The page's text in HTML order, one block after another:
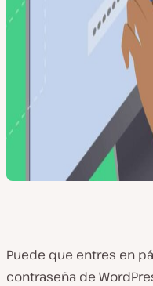
Puede que entres en
contraseña de